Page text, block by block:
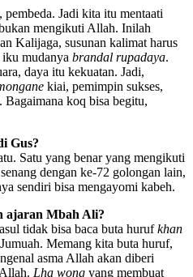
Jadi kita itu mentaati
mengikuti Allah. Inilah
Kalijaga, susunan kalimat harus
mudanya brandal rupadaya.
daya itu kekuatan. Jadi,
kiai, pemimpin sukses,
. Bagaimana koq bisa begitu,
Gus?
Satu yang benar yang mengikuti
dengan ke-72 golongan lain,
sendiri bisa mengayomi kabeh.
ajaran Mbah Ali?
tidak bisa baca buta hurufkhan
Memang kita buta huruf,
asma Allah akan diberi
Lha wong yang membuat